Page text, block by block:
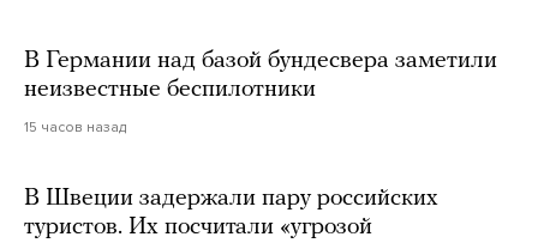
В Германии над базой бундесвера заметили
неизвестные беспилотники
15 часов назад
В Швеции задержали пару российских
туристов. Их посчитали «угрозой